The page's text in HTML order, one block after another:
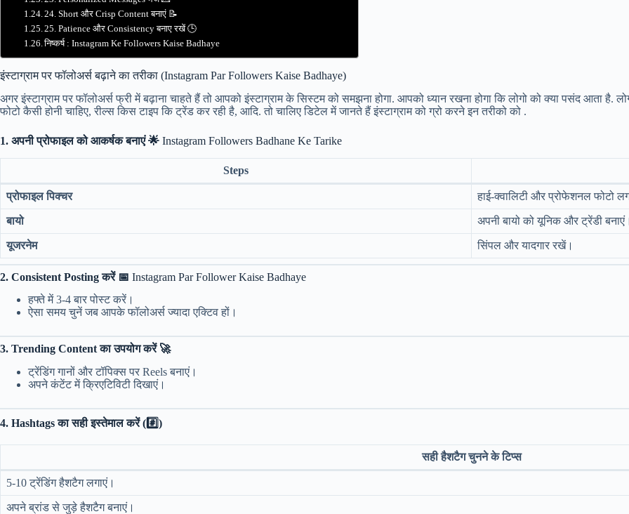
24. Short और Crisp Content बनाएं 📝
25. Patience और Consistency बनाए रखें 🕒
निष्कर्ष : Instagram Ke Followers Kaise Badhaye
इंस्टाग्राम पर फॉलोअर्स बढ़ाने का तरीका (Instagram Par Followers Kaise Badhaye)
अगर इंस्टाग्राम पर फॉलोअर्स फ्री में बढ़ाना चाहते हैं तो आपको इंस्टाग्राम के सिस्टम को समझना होगा. आपको ध्यान रखना होगा कि लोगो को क्या पसंद आता है.
फोटो कैसी होनी चाहिए, रील्स किस टाइप कि ट्रेंड कर रही है, आदि. तो चालिए डिटेल में जानते हैं इंस्टाग्राम को ग्रो करने इन तरीको को .
1. अपनी प्रोफाइल को आकर्षक बनाएं 🌟 Instagram Followers Badhane Ke Tarike
Steps
प्रोफाइल पिक्चर हाई-क्वालिटी और प्रोफेशनल फोटो
बायो अपनी बायो को यूनिक और ट्रेंडी बनाएं।
यूजरनेम सिंपल और यादगार रखें।
2. Consistent Posting करें 📅 Instagram Par Follower Kaise Badhaye
हफ्ते में 3-4 बार पोस्ट करें।
ऐसा समय चुनें जब आपके फॉलोअर्स ज्यादा एक्टिव हों।
3. Trending Content का उपयोग करें 🚀
ट्रेंडिंग गानों और टॉपिक्स पर Reels बनाएं।
अपने कंटेंट में क्रिएटिविटी दिखाएं।
4. Hashtags का सही इस्तेमाल करें (#️⃣)
सही हैशटैग चुनने के टिप्स
5-10 ट्रेंडिंग हैशटैग लगाएं।
अपने ब्रांड से जुड़े हैशटैग बनाएं।